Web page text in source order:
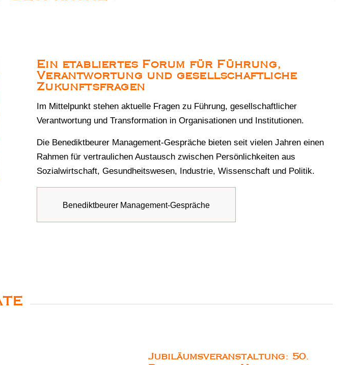
Ein etabliertes Forum für Führung,
Verantwortung und gesellschaftliche
Zukunftsfragen
Im Mittelpunkt stehen aktuelle Fragen zu Führung, gesellschaftlicher
Verantwortung und Transformation in Organisationen und Institutionen.
Die Benediktbeurer Management-Gespräche bieten seit vielen Jahren einen
Rahmen für vertraulichen Austausch zwischen Persönlichkeiten aus
Sozialwirtschaft, Gesundheitswesen, Industrie, Wissenschaft und Politik.
Benediktbeurer Management-Gespräche
Jubiläumsveranstaltung: 50.